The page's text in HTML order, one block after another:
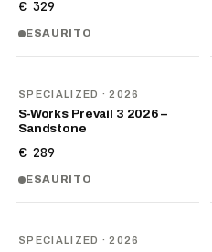
€ 329
ESAURITO
SPECIALIZED · 2026
S-Works Prevail 3 2026 –
Sandstone
€ 289
ESAURITO
SPECIALIZED · 2026